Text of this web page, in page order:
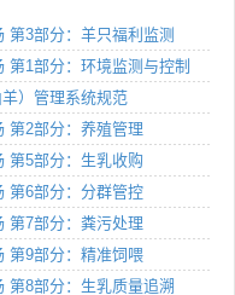
第3部分：羊只福利监测
1部分：环境监测与控制
）管理系统规范
第2部分：养殖管理
第5部分：生乳收购
第6部分：分群管控
第7部分：粪污处理
第9部分：精准饲喂
第8部分：生乳质量追溯